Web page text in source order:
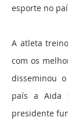
esporte no
A atleta
com os
disseminou
país a Aida
presidente